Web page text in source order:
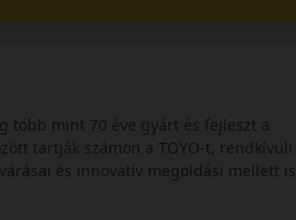
több mint 70 éve gyárt és fejleszt a
tartják számon a TOYO-t, rendkívüli
és innovatív megoldási mellett is